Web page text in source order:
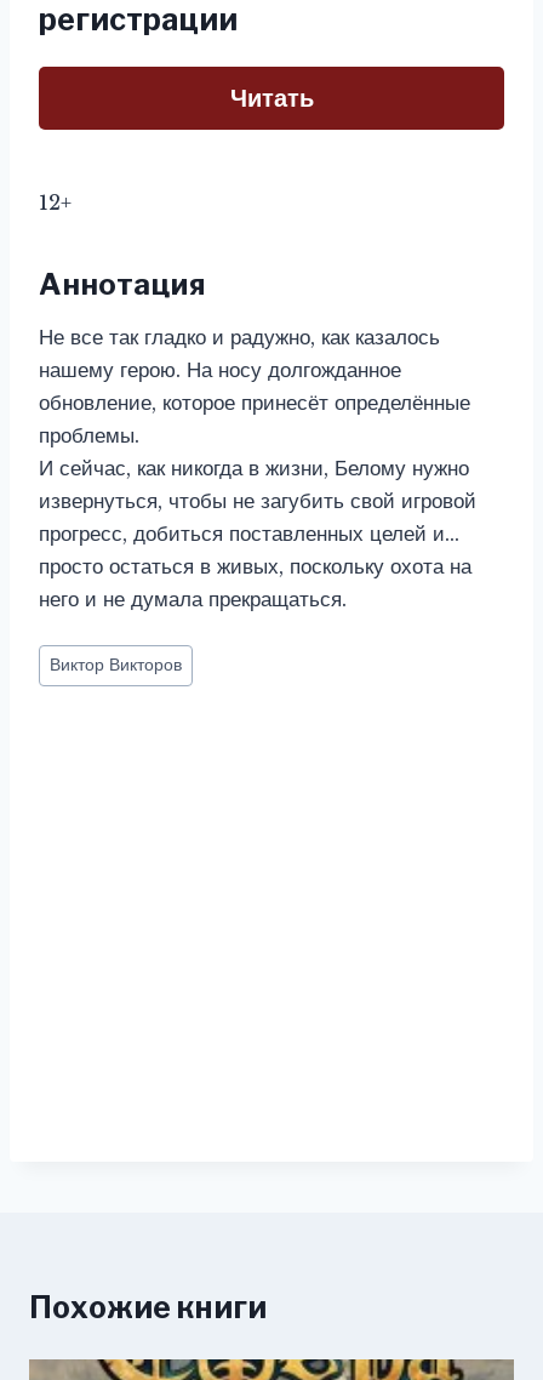
регистрации
Читать
12+
Аннотация
Не все так гладко и радужно, как казалось
нашему герою. На носу долгожданное
обновление, которое принесёт определённые
проблемы.
И сейчас, как никогда в жизни, Белому нужно
извернуться, чтобы не загубить свой игровой
прогресс, добиться поставленных целей и…
просто остаться в живых, поскольку охота на
него и не думала прекращаться.
Метки
записи:
Виктор Викторов
Похожие книги